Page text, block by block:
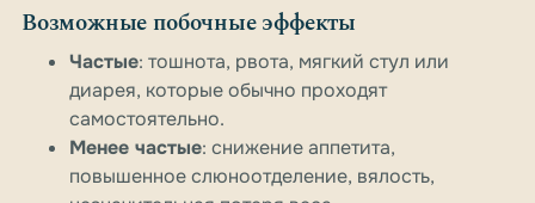
Возможные побочные эффекты
Частые: тошнота, рвота, мягкий стул или
диарея, которые обычно проходят
самостоятельно.
Менее частые: снижение аппетита,
повышенное слюноотделение, вялость,